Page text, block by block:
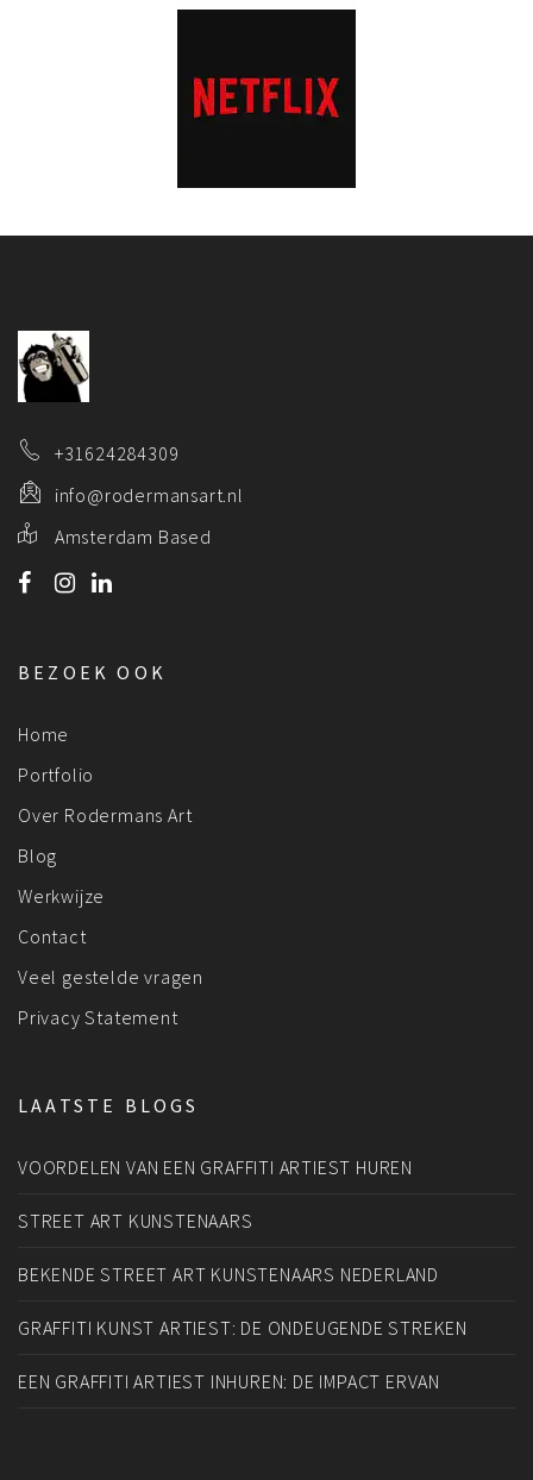
+31624284309
info@rodermansart.nl
Amsterdam Based
BEZOEK OOK
Home
Portfolio
Over Rodermans Art
Blog
Werkwijze
Contact
Veel gestelde vragen
Privacy Statement
LAATSTE BLOGS
VOORDELEN VAN EEN GRAFFITI ARTIEST HUREN
STREET ART KUNSTENAARS
BEKENDE STREET ART KUNSTENAARS NEDERLAND
GRAFFITI KUNST ARTIEST: DE ONDEUGENDE STREKEN
EEN GRAFFITI ARTIEST INHUREN: DE IMPACT ERVAN